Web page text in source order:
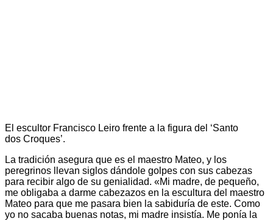
El escultor Francisco Leiro frente a la figura del ‘Santo
dos Croques’.
La tradición asegura que es el maestro Mateo, y los
peregrinos llevan siglos dándole golpes con sus cabezas
para recibir algo de su genialidad. «Mi madre, de pequeño,
me obligaba a darme cabezazos en la escultura del maestro
Mateo para que me pasara bien la sabiduría de este. Como
yo no sacaba buenas notas, mi madre insistía. Me ponía la